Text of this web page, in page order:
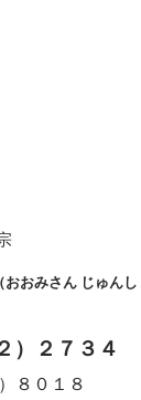
（おおみさん じゅんし
）２７３４
８０１８